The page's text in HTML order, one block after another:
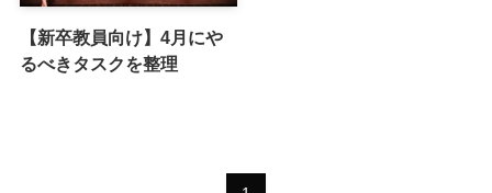
【新卒教員向け】4月にや
るべきタスクを整理